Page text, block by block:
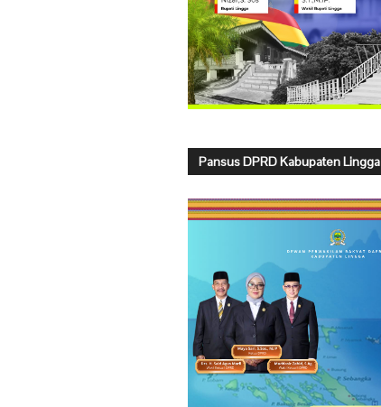
Pansus DPRD Kabupaten Lingga